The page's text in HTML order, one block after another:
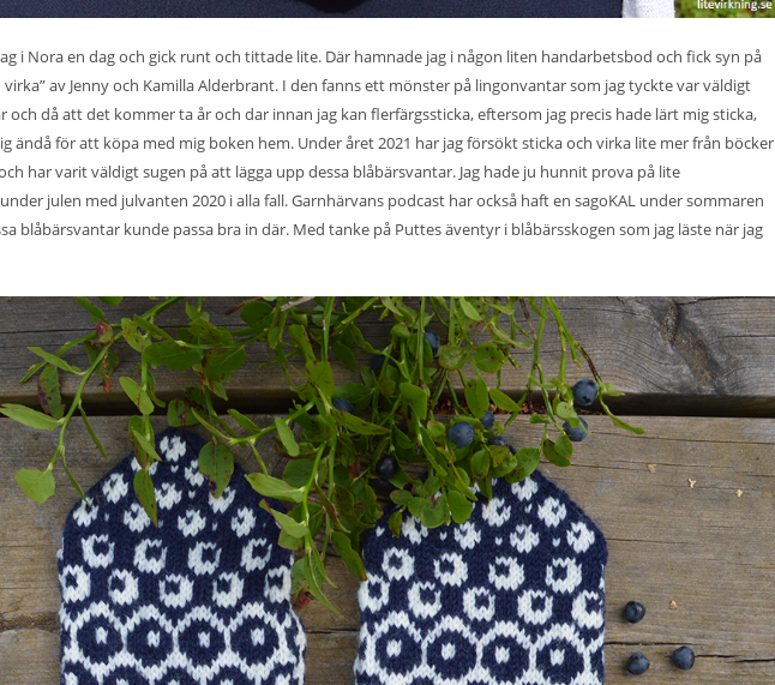
i Nora en dag och gick runt och tittade lite. Där hamnade jag i någon liten handarbetsbod och fick syn på
virka” av Jenny och Kamilla Alderbrant. I den fanns ett mönster på lingonvantar som jag tyckte var väldigt
och då att det kommer ta år och dar innan jag kan flerfärgssticka, eftersom jag precis hade lärt mig sticka,
ändå för att köpa med mig boken hem. Under året 2021 har jag försökt sticka och virka lite mer från böcker
har varit väldigt sugen på att lägga upp dessa blåbärsvantar. Jag hade ju hunnit prova på lite
julen med julvanten 2020 i alla fall. Garnhärvans podcast har också haft en sagoKAL under sommaren
blåbärsvantar kunde passa bra in där. Med tanke på Puttes äventyr i blåbärsskogen som jag läste när jag